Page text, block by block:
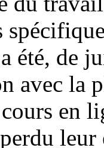
été, de
avec la
en